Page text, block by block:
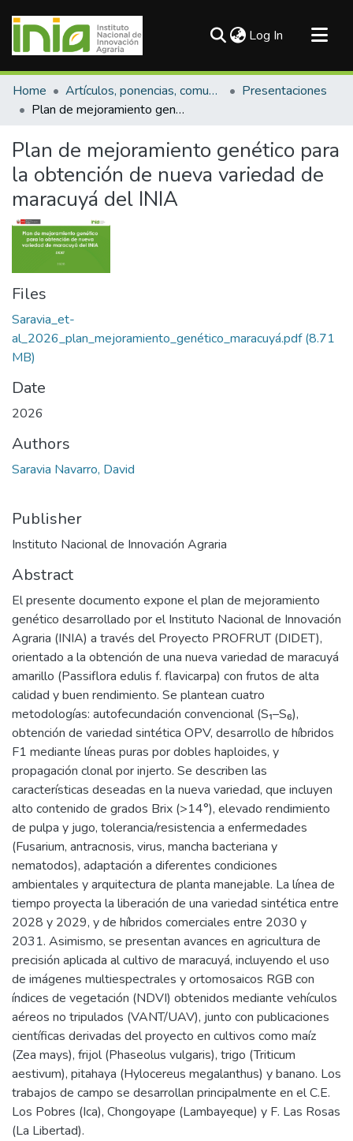
Log In (current)
Communities & Collections
All of DSpace
Home Artículos, ponencias, comunicaciones en congresos
Presentaciones
Plan de mejoramiento genético para la obtención de nueva variedad de maracuyá del INIA
Plan de mejoramiento genético para
la obtención de nueva variedad de
maracuyá del INIA
Files
Saravia_et-
al_2026_plan_mejoramiento_genético_maracuyá.pdf(8.71
MB)
Date
2026
Authors
Saravia Navarro, David
Publisher
Instituto Nacional de Innovación Agraria
Abstract
El presente documento expone el plan de mejoramiento
genético desarrollado por el Instituto Nacional de Innovación
Agraria (INIA) a través del Proyecto PROFRUT (DIDET),
orientado a la obtención de una nueva variedad de maracuyá
amarillo (Passiflora edulis f. flavicarpa) con frutos de alta
calidad y buen rendimiento. Se plantean cuatro
metodologías: autofecundación convencional (S₁–S₆),
obtención de variedad sintética OPV, desarrollo de híbridos
F1 mediante líneas puras por dobles haploides, y
propagación clonal por injerto. Se describen las
características deseadas en la nueva variedad, que incluyen
alto contenido de grados Brix (>14°), elevado rendimiento
de pulpa y jugo, tolerancia/resistencia a enfermedades
(Fusarium, antracnosis, virus, mancha bacteriana y
nematodos), adaptación a diferentes condiciones
ambientales y arquitectura de planta manejable. La línea de
tiempo proyecta la liberación de una variedad sintética entre
2028 y 2029, y de híbridos comerciales entre 2030 y
2031. Asimismo, se presentan avances en agricultura de
precisión aplicada al cultivo de maracuyá, incluyendo el uso
de imágenes multiespectrales y ortomosaicos RGB con
índices de vegetación (NDVI) obtenidos mediante vehículos
aéreos no tripulados (VANT/UAV), junto con publicaciones
científicas derivadas del proyecto en cultivos como maíz
(Zea mays), frijol (Phaseolus vulgaris), trigo (Triticum
aestivum), pitahaya (Hylocereus megalanthus) y banano. Los
trabajos de campo se desarrollan principalmente en el C.E.
Los Pobres (Ica), Chongoyape (Lambayeque) y F. Las Rosas
(La Libertad).